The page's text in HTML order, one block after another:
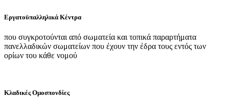
Εργατοϋπαλληλικά Κέντρα
που συγκροτούνται από σωματεία και τοπικά παραρτήματα
πανελλαδικών σωματείων που έχουν την έδρα τους εντός των
ορίων του κάθε νομού
Κλαδικές Ομοσπονδίες